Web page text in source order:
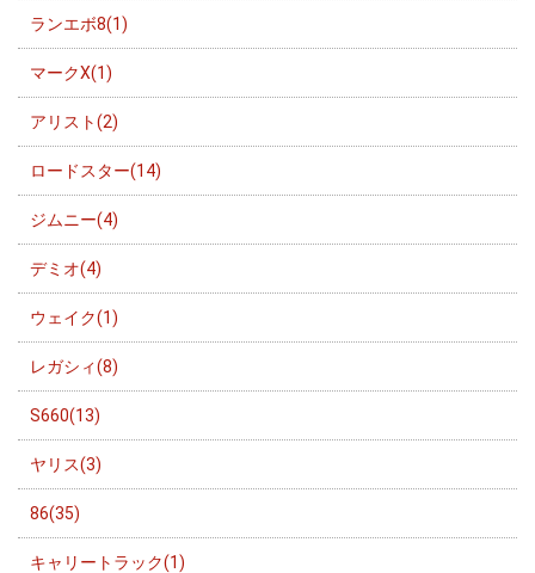
ランエボ8(1)
マークX(1)
アリスト(2)
ロードスター(14)
ジムニー(4)
デミオ(4)
ウェイク(1)
レガシィ(8)
S660(13)
ヤリス(3)
86(35)
キャリートラック(1)